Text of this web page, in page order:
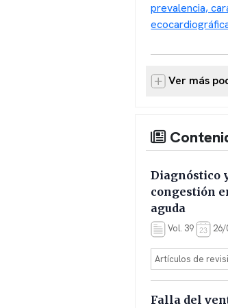
prevalencia,
Ver más
Diagnóstico
congestión
aguda
Vol. 39
Artículos de
Falla del